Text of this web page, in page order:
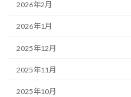
2026年2月
2026年1月
2025年12月
2025年11月
2025年10月